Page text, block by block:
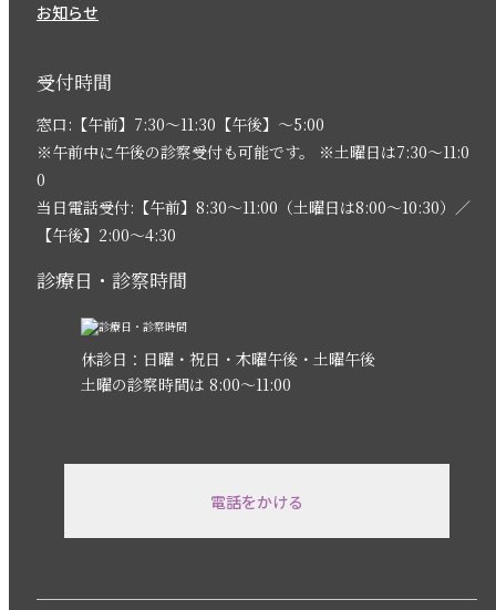
お知らせ
受付時間
窓口:【午前】7:30〜11:30【午後】〜5:00
※午前中に午後の診察受付も可能です。 ※土曜日は7:30〜11:0
0
当日電話受付:【午前】8:30〜11:00（土曜日は8:00〜10:30）／
【午後】2:00〜4:30
診療日・診察時間
休診日：日曜・祝日・木曜午後・土曜午後
土曜の診察時間は 8:00〜11:00
電話をかける